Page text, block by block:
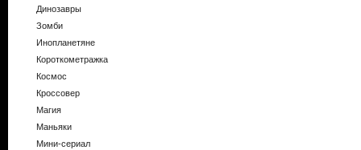
Динозавры
Зомби
Инопланетяне
Короткометражка
Космос
Кроссовер
Магия
Маньяки
Мини-сериал